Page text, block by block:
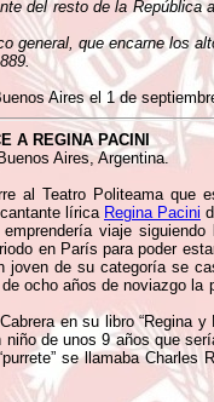
del resto de la
general, que encarne los
Aires el 1 de
A REGINA PACINI
Aires, Argentina.
al Teatro Politeama que
lírica Regina Pacini
viaje siguiendo
en París para poder
joven de su categoría se
ocho años de noviazgo la
en su libro “Regina
de unos 9 años que
se llamaba Charles